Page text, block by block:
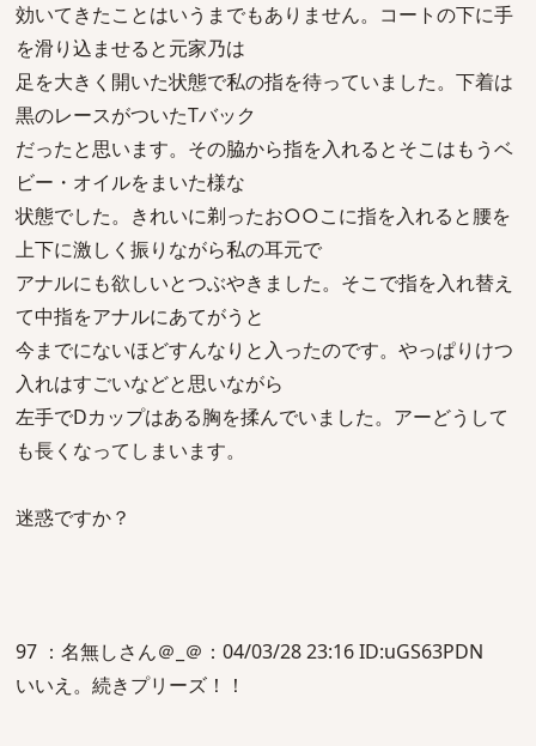
効いてきたことはいうまでもありません。コートの下に手
を滑り込ませると元家乃は
足を大きく開いた状態で私の指を待っていました。下着は
黒のレースがついたTバック
だったと思います。その脇から指を入れるとそこはもうベ
ビー・オイルをまいた様な
状態でした。きれいに剃ったお○○こに指を入れると腰を
上下に激しく振りながら私の耳元で
アナルにも欲しいとつぶやきました。そこで指を入れ替え
て中指をアナルにあてがうと
今までにないほどすんなりと入ったのです。やっぱりけつ
入れはすごいなどと思いながら
左手でDカップはある胸を揉んでいました。アーどうして
も長くなってしまいます。
迷惑ですか？
97 ：名無しさん＠_＠：04/03/28 23:16 ID:uGS63PDN
いいえ。続きプリーズ！！